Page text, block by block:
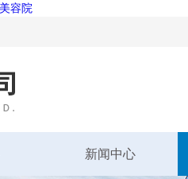
容院
新闻中心